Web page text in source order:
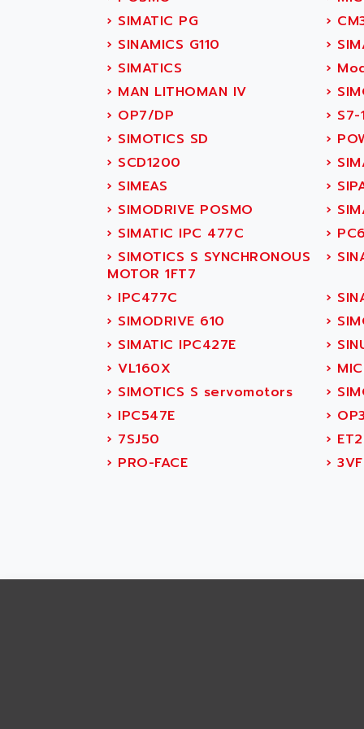
PANEL
ABASK
ABB
ABB AS ROBOTIC
ABB REPAIR DEPT
ABB ROBOTICS
ABC VISION
ABD
ABG
ABL
ABL SURSUM
ABLE SYSTEMS
ABLIC
ABOUTBATTERIE
ABRACON
ABS COMPUTERS
ABS SYSTEM
ABSOCODER
ABUS
ABUS ELECTRONIC
AC
ACBEL
› SIMATIC PG ›
› SINAMICS G110 ›
› SIMATICS ›
› MAN LITHOMAN IV ›
› OP7/DP ›
› SIMOTICS SD ›
› SCD1200 ›
› SIMEAS ›
› SIMODRIVE POSMO ›
› SIMATIC IPC 477C ›
› SIMOTICS S SYNCHRONOUS
MOTOR 1FT7
›
› IPC477C ›
› SIMODRIVE 610 ›
› SIMATIC IPC427E ›
› VL160X ›
› SIMOTICS S servomotors ›
› IPC547E ›
› 7SJ50 ›
› PRO-FACE › 3VF